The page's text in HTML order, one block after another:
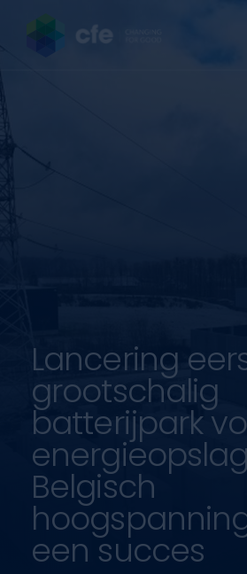
Lancering
grootschalig
batterijpark
Belgisch
een succes